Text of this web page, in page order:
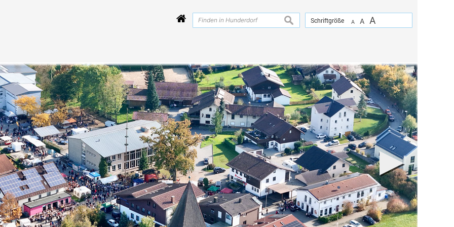
Schriftgröße A A A
suchen